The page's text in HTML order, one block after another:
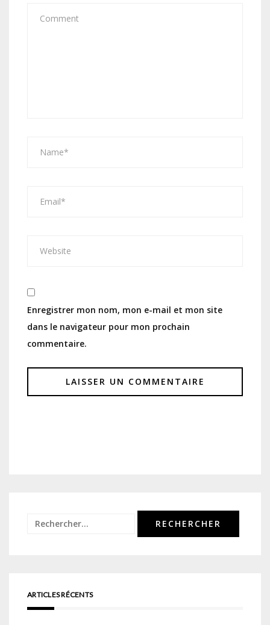
Enregistrer mon nom, mon e-mail et mon site
dans le navigateur pour mon prochain
commentaire.
Rechercher :
ARTICLES RÉCENTS